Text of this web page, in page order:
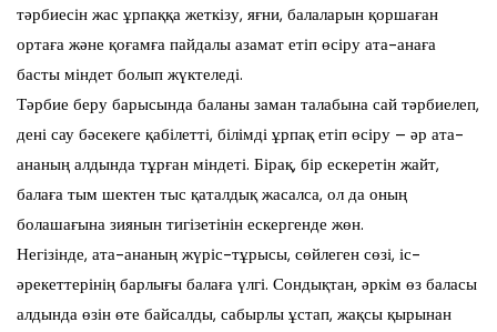
тәрбиесін жас ұрпаққа жеткізу, яғни, балаларын қоршаған
ортаға және қоғамға пайдалы азамат етіп өсіру ата-анаға
басты міндет болып жүктеледі.
Тәрбие беру барысында баланы заман талабына сай тәрбиелеп,
дені сау бәсекеге қабілетті, білімді ұрпақ етіп өсіру – әр ата-
ананың алдында тұрған міндеті. Бірақ, бір ескеретін жайт,
балаға тым шектен тыс қаталдық жасалса, ол да оның
болашағына зиянын тигізетінін ескергенде жөн.
Негізінде, ата-ананың жүріс-тұрысы, сөйлеген сөзі, іс-
әрекеттерінің барлығы балаға үлгі. Сондықтан, әркім өз баласы
алдында өзін өте байсалды, сабырлы ұстап, жақсы қырынан